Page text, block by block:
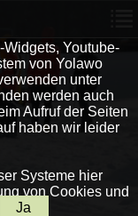
Youtube-
von Yolawo
unter
werden auch
Aufruf der Seiten
haben wir leider
Systeme hier
von Cookies und
Ja